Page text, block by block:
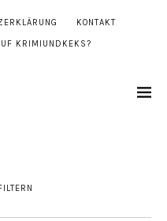
KONTAKT
KRIMIUNDKEKS?